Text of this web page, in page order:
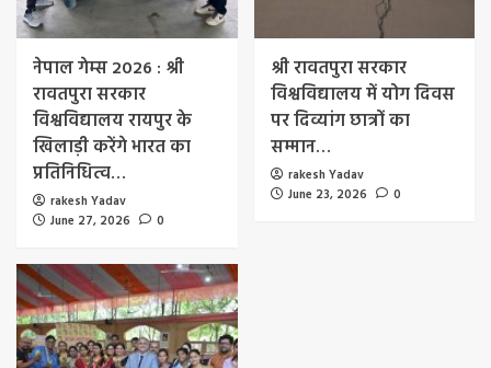
नेपाल गेम्स 2026 : श्री
रावतपुरा सरकार
विश्वविद्यालय रायपुर के
खिलाड़ी करेंगे भारत का
प्रतिनिधित्व…
rakesh Yadav
June 27, 2026
0
श्री रावतपुरा सरकार
विश्वविद्यालय में योग दिवस
पर दिव्यांग छात्रों का
सम्मान…
rakesh Yadav
June 23, 2026
0